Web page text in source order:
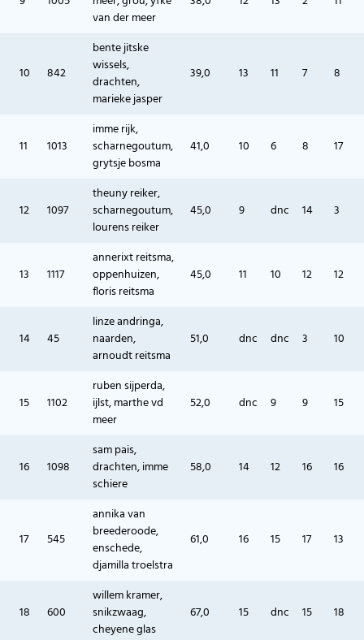
van der meer
10 842
bente jitske
wissels,
drachten,
marieke jasper
39,0 13 11 7 8
11 1013
imme rijk,
scharnegoutum,
grytsje bosma
41,0 10 6 8 17
12 1097
theuny reiker,
scharnegoutum,
lourens reiker
45,0 9 dnc 14 3
13 1117
annerixt reitsma,
oppenhuizen,
floris reitsma
45,0 11 10 12 12
14 45
linze andringa,
naarden,
arnoudt reitsma
51,0 dnc dnc 3 10
15 1102
ruben sijperda,
ijlst, marthe vd
meer
52,0 dnc 9 9 15
16 1098
sam pais,
drachten, imme
schiere
58,0 14 12 16 16
17 545
annika van
breederoode,
enschede,
djamilla troelstra
61,0 16 15 17 13
18 600
willem kramer,
snikzwaag,
cheyene glas
67,0 15 dnc 15 18